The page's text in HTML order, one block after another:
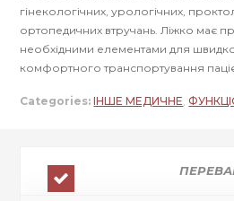
гінекологічних, урологічних,
ортопедичних втручань. Ліжко має
необхідними елементами для
комфортного транспортування
Categories: ІНШЕ МЕДИЧНЕ ,